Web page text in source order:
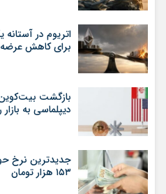
اتریوم در
برای کاهش عرضه ETH
دیپلماسی به بازار
جدیدترین نرخ
۱۵۳ هزار تومان